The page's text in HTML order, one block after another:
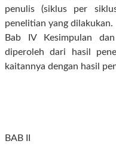
penulis (siklus per
penelitian yang dilakukan.
Bab IV Kesimpulan
diperoleh dari hasil
kaitannya dengan hasil
BAB II